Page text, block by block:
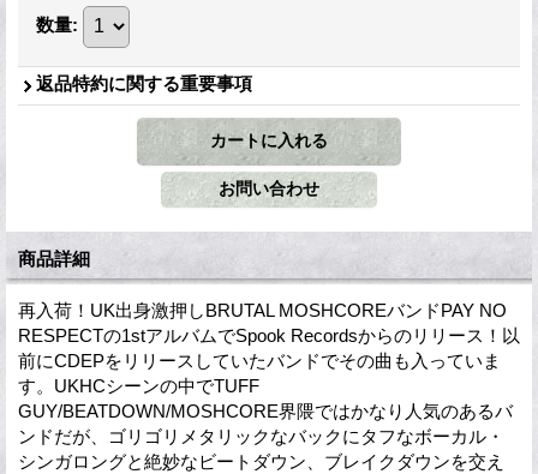
数量:
返品特約に関する重要事項
商品詳細
再入荷！UK出身激押しBRUTAL MOSHCOREバンドPAY NO
RESPECTの1stアルバムでSpook Recordsからのリリース！以
前にCDEPをリリースしていたバンドでその曲も入っていま
す。UKHCシーンの中でTUFF
GUY/BEATDOWN/MOSHCORE界隈ではかなり人気のあるバ
ンドだが、ゴリゴリメタリックなバックにタフなボーカル・
シンガロングと絶妙なビートダウン、ブレイクダウンを交え